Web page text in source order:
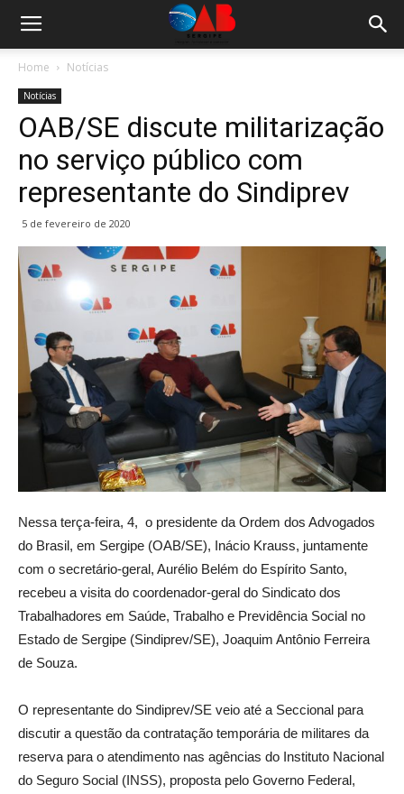
Home Notícias
Notícias
OAB/SE discute militarização
no serviço público com
representante do Sindiprev
5 de fevereiro de 2020
Nessa terça-feira, 4, o presidente da Ordem dos Advogados
do Brasil, em Sergipe (OAB/SE), Inácio Krauss, juntamente
com o secretário-geral, Aurélio Belém do Espírito Santo,
recebeu a visita do coordenador-geral do Sindicato dos
Trabalhadores em Saúde, Trabalho e Previdência Social no
Estado de Sergipe (Sindiprev/SE), Joaquim Antônio Ferreira
de Souza.
O representante do Sindiprev/SE veio até a Seccional para
discutir a questão da contratação temporária de militares da
reserva para o atendimento nas agências do Instituto Nacional
do Seguro Social (INSS), proposta pelo Governo Federal,